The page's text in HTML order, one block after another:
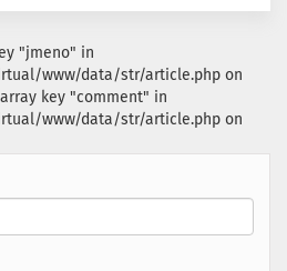
"jmeno" in
www/data/str/article.php on
key "comment" in
www/data/str/article.php on